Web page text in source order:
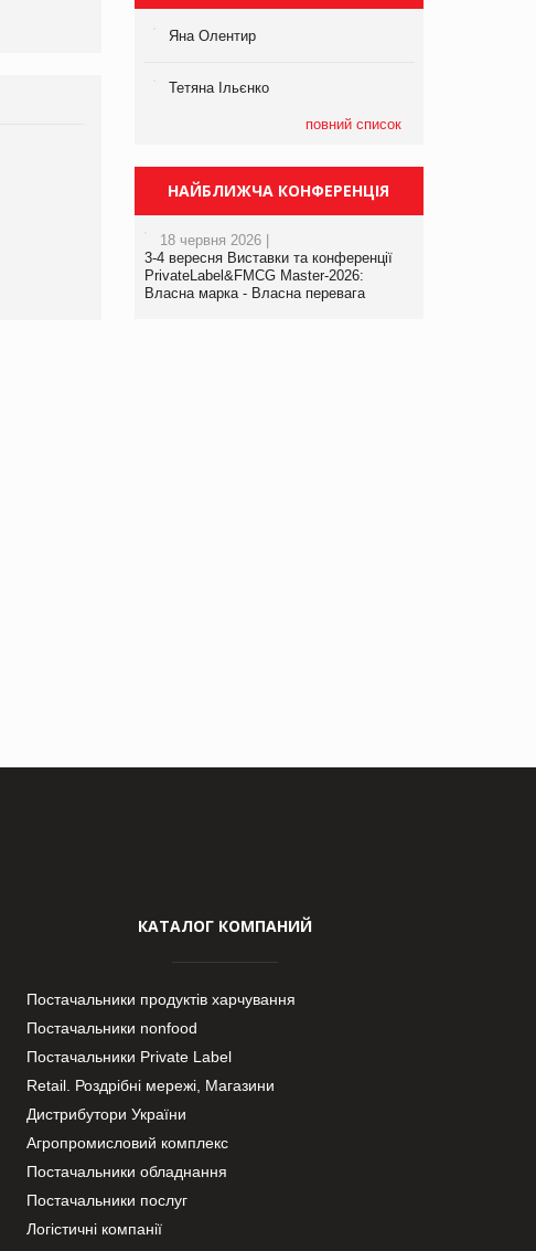
Брагина Людмила
Просування компанії на
www.trademaster.ua.
правила. Особливості.
Яна Олентир
Тетяна Ільєнко
повний список
НАЙБЛИЖЧА КОНФЕРЕНЦІЯ
18 червня 2026 |
3-4 вересня Виставки та конференції
PrivateLabel&FMCG Master-2026:
Власна марка - Власна перевага
КАТАЛОГ КОМПАНИЙ
Постачальники продуктів харчування
Постачальники nonfood
Постачальники Private Label
Retail. Роздрібні мережі, Магазини
Дистрибутори України
Агропромисловий комплекс
Постачальники обладнання
Постачальники послуг
Логістичні компанії